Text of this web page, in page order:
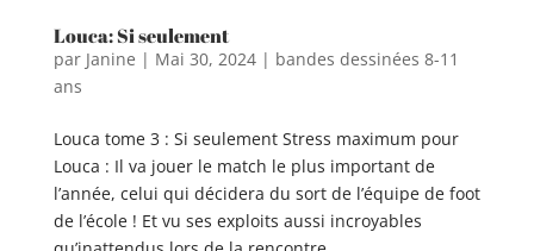
Louca: Si seulement
par Janine | Mai 30, 2024| bandes dessinées 8-11
ans
Louca tome 3 : Si seulement Stress maximum pour
Louca : Il va jouer le match le plus important de
l’année, celui qui décidera du sort de l’équipe de foot
de l’école ! Et vu ses exploits aussi incroyables